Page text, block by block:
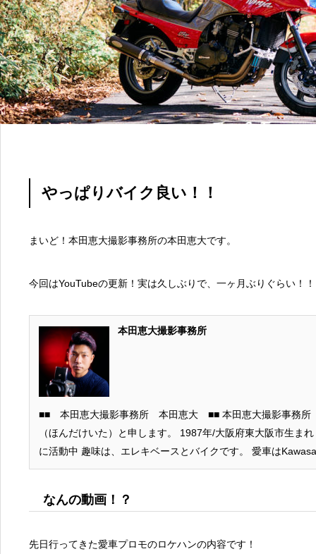
やっぱりバイク良い！！
まいど！本田恵大撮影事務所の本田恵大です。
今回はYouTubeの更新！実は久しぶりで、一ヶ月ぶりぐらい！！
本田恵大撮影事務所
■■ 本田恵大撮影事務所 本田恵大 ■■ 本田恵大撮影事務所（個人事業主）の本田恵大
（ほんだけいた）と申します。 1987年/大阪府東大阪市生まれ 現在は栃木県足利市を拠点
に活動中 趣味は、エレキベースとバイクです。 愛車は
真/音楽/車/バイクが大好きです！ 【経歴】 ・広告・印刷関係の撮影アシスタント業務 ・年
間600件ほど撮影を担当 ・ウエディングの撮影を年間150件
ク・ロケーションを活かした人物撮影・物撮りをプロの現場
なんの動画！？
先日行ってきた愛車プロモのロケハンの内容です！